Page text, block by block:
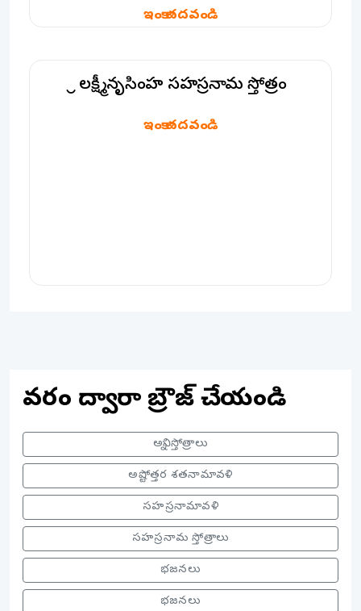
ఇంకా చదవండి
శ్రీ లక్ష్మీనృసింహ సహస్రనామ స్తోత్రం
శ్రీ లక్ష్మీనృసింహ సహస్రనామ స్తోత్రం
ఇంకా చదవండి
వర్గం ద్వారా బ్రౌజ్ చేయండి
అన్ని స్తోత్రాలు
అష్టోత్తర శతనామావళి
సహస్రనామావళి
సహస్రనామ స్తోత్రాలు
భజనలు
భజనలు